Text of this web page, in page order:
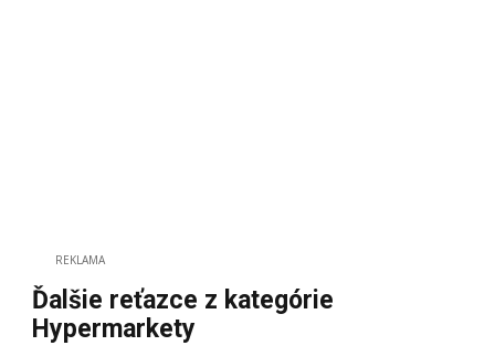
REKLAMA
Ďalšie reťazce z kategórie
Hypermarkety